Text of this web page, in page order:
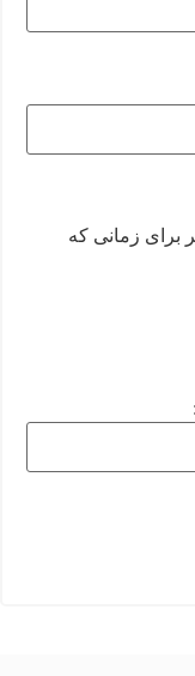
برای زمانی که